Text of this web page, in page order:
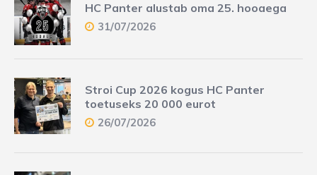
HC Panter alustab oma 25. hooaega
31/07/2026
Stroi Cup 2026 kogus HC Panter
toetuseks 20 000 eurot
26/07/2026